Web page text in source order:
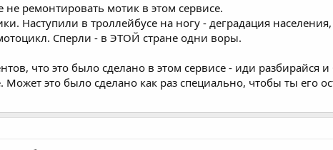
ремонтировать мотик в этом сервисе.
Наступили в троллейбусе на ногу - деградация
Сперли - в ЭТОЙ стране одни воры.
что это было сделано в этом сервисе - иди разбирайся
Может это было сделано как раз специально, чтобы ты его